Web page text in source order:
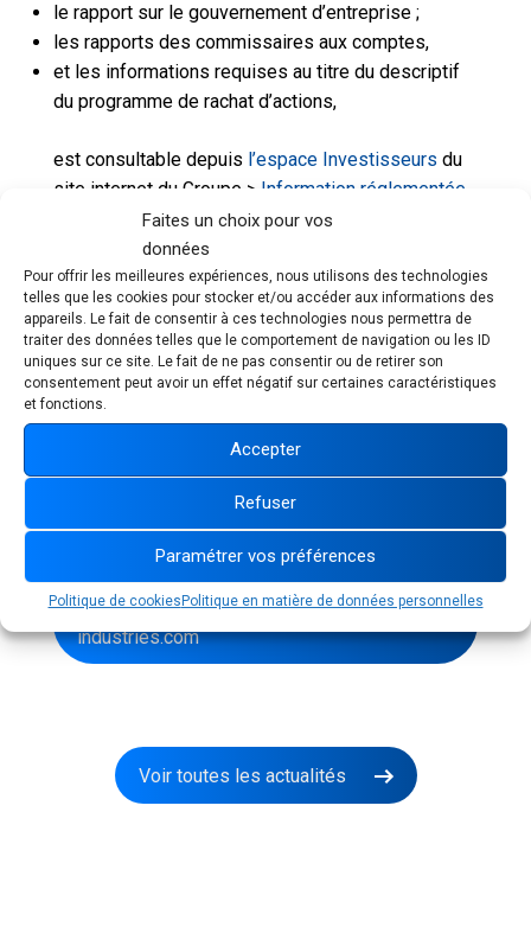
Faites un choix pour vos
données
Pour offrir les meilleures expériences, nous utilisons des technologies
telles que les cookies pour stocker et/ou accéder aux informations des
appareils. Le fait de consentir à ces technologies nous permettra de
traiter des données telles que le comportement de navigation ou les ID
uniques sur ce site. Le fait de ne pas consentir ou de retirer son
consentement peut avoir un effet négatif sur certaines caractéristiques
et fonctions.
Accepter
Refuser
Paramétrer vos préférences
Politique de cookiesPolitique en matière de données personnelles
le rapport sur le gouvernement d’entreprise ;
les rapports des commissaires aux comptes,
et les informations requises au titre du descriptif
du programme de rachat d’actions,
est consultable depuis l’espace Investisseurs du
site internet du Groupe > Information réglementée
Document d’enregistrement universel
En outre, ce document est accessible sur simple
demande adressée par e-mail à l’adresse suivante
: investisseurs@exel-industries.com.
Il est également disponible à partir du site internet
de l’AMF :
Télécharger le Document d'enregistrement
universel
Contact presse
direction.communication@exel-
industries.com
Voir toutes les actualités